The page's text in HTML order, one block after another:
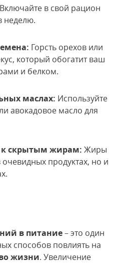
Включайте в свой рацион
неделю.
Горсть орехов или
который обогатит ваш
и белком.
маслах: Используйте
авокадовое масло для
к скрытым жирам: Жиры
продуктах, но и
в питание– это один
способов повлиять на
жизни. Увеличение